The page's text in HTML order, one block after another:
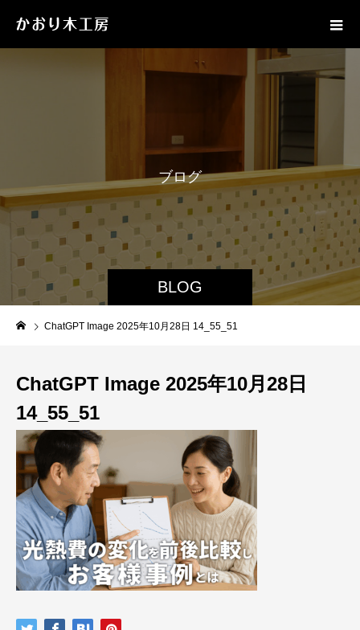
BLOG
ブログ
ChatGPT Image 2025年10月28日 14_55_51
ChatGPT Image 2025年10月28日
14_55_51